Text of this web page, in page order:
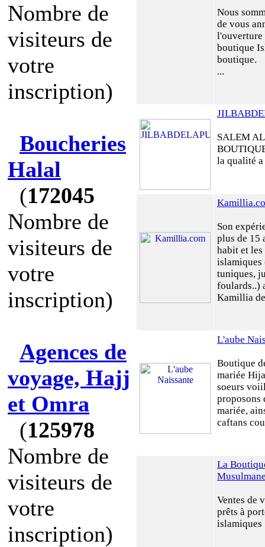
Nombre de
visiteurs de
votre
inscription)
Boucheries
Halal
(172045
Nombre de
visiteurs de
votre
inscription)
Agences de
voyage, Hajj
et Omra
(125978
Nombre de
visiteurs de
votre
inscription)
Nous
de vous
l'ouverture
boutique
boutique.
...
SALEM
la qualité
Son
plus de 15
habit et les
islamiques
tuniques,
foulards..)
Kamillia
L'aube
Boutique
mariée
soeurs
proposons
mariée,
caftans
La
Ventes de
prêts à
islamiques